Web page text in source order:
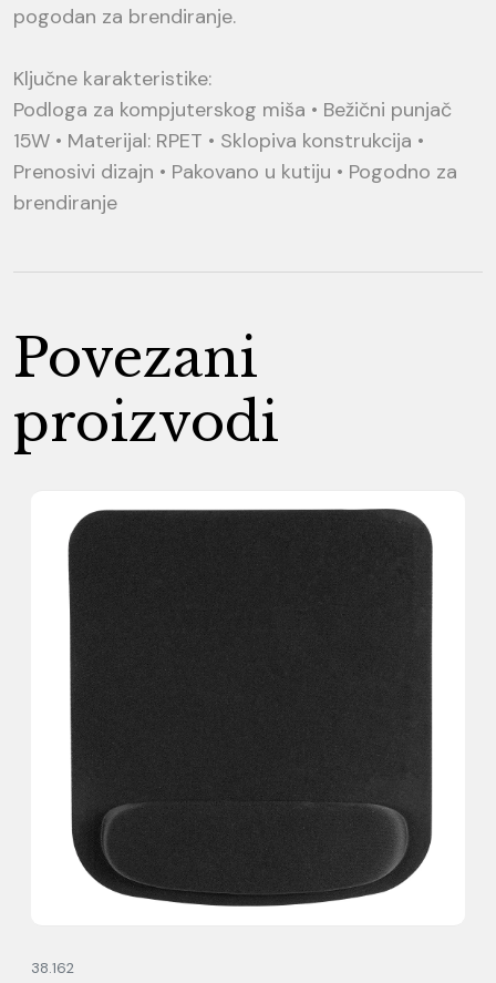
pogodan za brendiranje.
Ključne karakteristike:
Podloga za kompjuterskog miša • Bežični punjač
15W • Materijal: RPET • Sklopiva konstrukcija •
Prenosivi dizajn • Pakovano u kutiju • Pogodno za
brendiranje
Povezani
proizvodi
38.162